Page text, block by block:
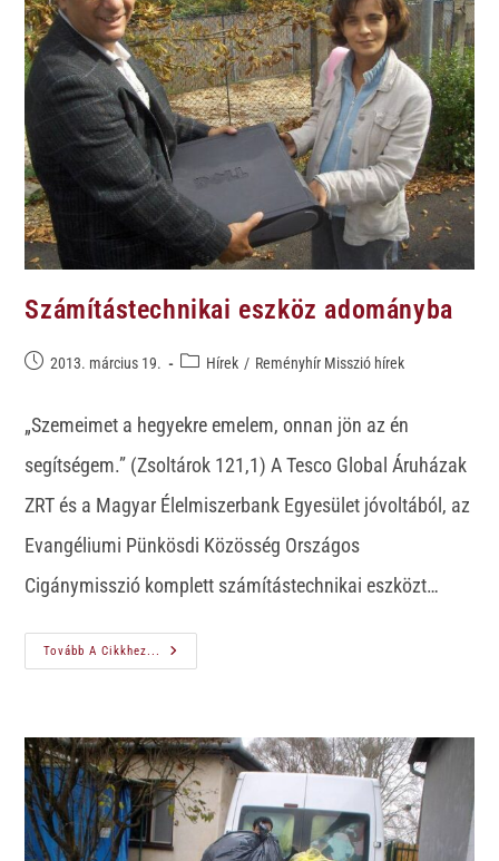
Számítástechnikai eszköz adományba
2013. március 19. Hírek / Reményhír Misszió hírek
„Szemeimet a hegyekre emelem, onnan jön az én
segítségem.” (Zsoltárok 121,1) A Tesco Global Áruházak
ZRT és a Magyar Élelmiszerbank Egyesület jóvoltából, az
Evangéliumi Pünkösdi Közösség Országos
Cigánymisszió komplett számítástechnikai eszközt…
Tovább A Cikkhez...